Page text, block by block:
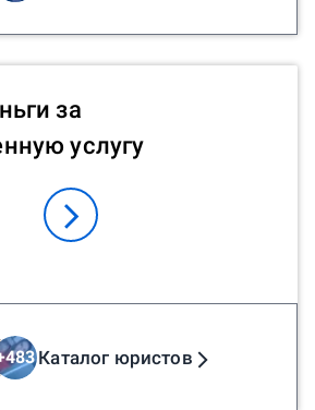
за
услугу
483Каталог юристов